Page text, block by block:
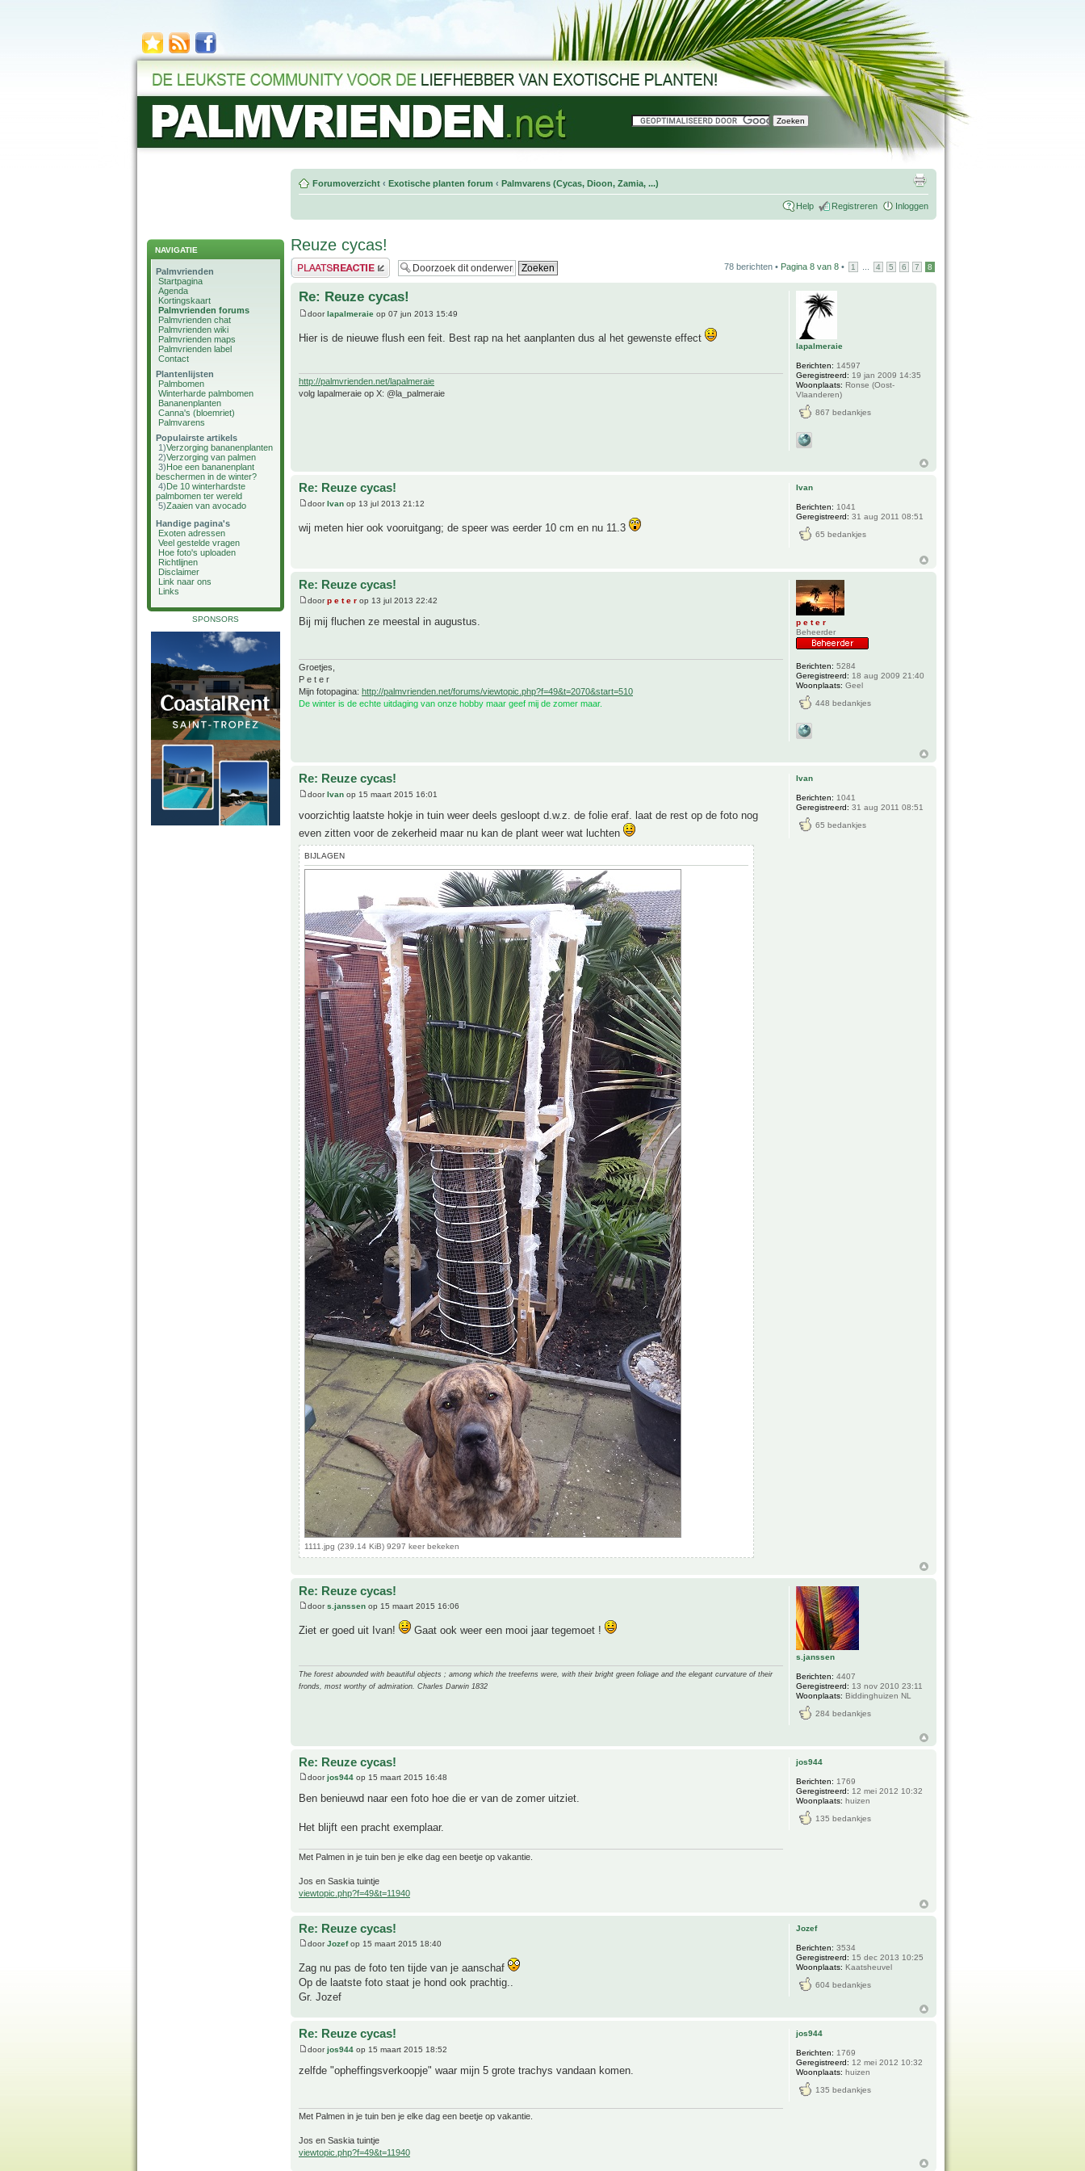
NAVIGATIE
Palmvrienden
Startpagina
Agenda
Kortingskaart
Palmvrienden forums
Palmvrienden chat
Palmvrienden wiki
Palmvrienden maps
Palmvrienden label
Contact
Plantenlijsten
Palmbomen
Winterharde palmbomen
Bananenplanten
Canna's (bloemriet)
Palmvarens
Populairste artikels
1)Verzorging bananenplanten
2)Verzorging van palmen
3)Hoe een bananenplant
beschermen in de winter?
4)De 10 winterhardste
palmbomen ter wereld
5)Zaaien van avocado
Handige pagina's
Exoten adressen
Veel gestelde vragen
Hoe foto's uploaden
Richtlijnen
Disclaimer
Link naar ons
Links
SPONSORS
Forumoverzicht ‹ Exotische planten forum ‹ Palmvarens (Cycas, Dioon, Zamia, ...)
Help Registreren Inloggen
Reuze cycas!
Plaats een reactie 78 berichten • Pagina 8 van 8 • 1 4 5 6 7 8
Re: Reuze cycas!
doorlapalmeraie op 07 jun 2013 15:49
Hier is de nieuwe flush een feit. Best rap na het aanplanten dus al het gewenste effect
http://palmvrienden.net/lapalmeraie
volg lapalmeraie op X: @la_palmeraie
lapalmeraie
Berichten: 14597
Geregistreerd: 19 jan 2009 14:35
Woonplaats: Ronse (Oost-
Vlaanderen)
867 bedankjes
Re: Reuze cycas!
doorIvan op 13 jul 2013 21:12
wij meten hier ook vooruitgang; de speer was eerder 10 cm en nu 11.3
Ivan
Berichten: 1041
Geregistreerd: 31 aug 2011 08:51
65 bedankjes
Re: Reuze cycas!
doorp e t e r op 13 jul 2013 22:42
Bij mij fluchen ze meestal in augustus.
Groetjes,
P e t e r
Mijn fotopagina: http://palmvrienden.net/forums/viewtopic.php?f=49&t=2070&start=510
De winter is de echte uitdaging van onze hobby maar geef mij de zomer maar.
p e t e r
Beheerder
Berichten: 5284
Geregistreerd: 18 aug 2009 21:40
Woonplaats: Geel
448 bedankjes
Re: Reuze cycas!
doorIvan op 15 maart 2015 16:01
voorzichtig laatste hokje in tuin weer deels gesloopt d.w.z. de folie eraf. laat de rest op de foto nog
even zitten voor de zekerheid maar nu kan de plant weer wat luchten
BIJLAGEN
1111.jpg (239.14 KiB) 9297 keer bekeken
Ivan
Berichten: 1041
Geregistreerd: 31 aug 2011 08:51
65 bedankjes
Re: Reuze cycas!
doors.janssen op 15 maart 2015 16:06
Ziet er goed uit Ivan! Gaat ook weer een mooi jaar tegemoet !
The forest abounded with beautiful objects ; among which the treeferns were, with their bright green foliage and the elegant curvature of their
fronds, most worthy of admiration. Charles Darwin 1832
s.janssen
Berichten: 4407
Geregistreerd: 13 nov 2010 23:11
Woonplaats: Biddinghuizen NL
284 bedankjes
Re: Reuze cycas!
doorjos944 op 15 maart 2015 16:48
Ben benieuwd naar een foto hoe die er van de zomer uitziet.
Het blijft een pracht exemplaar.
Met Palmen in je tuin ben je elke dag een beetje op vakantie.
Jos en Saskia tuintje
viewtopic.php?f=49&t=11940
jos944
Berichten: 1769
Geregistreerd: 12 mei 2012 10:32
Woonplaats: huizen
135 bedankjes
Re: Reuze cycas!
doorJozefop 15 maart 2015 18:40
Zag nu pas de foto ten tijde van je aanschaf
Op de laatste foto staat je hond ook prachtig..
Gr. Jozef
Jozef
Berichten: 3534
Geregistreerd: 15 dec 2013 10:25
Woonplaats: Kaatsheuvel
604 bedankjes
Re: Reuze cycas!
doorjos944 op 15 maart 2015 18:52
zelfde "opheffingsverkoopje" waar mijn 5 grote trachys vandaan komen.
Met Palmen in je tuin ben je elke dag een beetje op vakantie.
Jos en Saskia tuintje
viewtopic.php?f=49&t=11940
jos944
Berichten: 1769
Geregistreerd: 12 mei 2012 10:32
Woonplaats: huizen
135 bedankjes